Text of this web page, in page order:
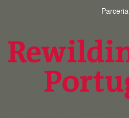
Parceria